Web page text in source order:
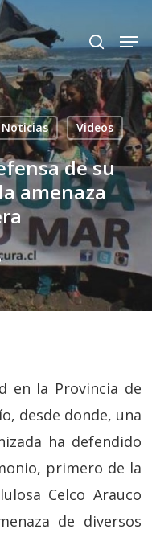
search
Noticias Videos
de su
amenaza
en la Provincia de
desde donde, una
ha defendido
primero de la
Celco Arauco
de diversos
Close
Menu